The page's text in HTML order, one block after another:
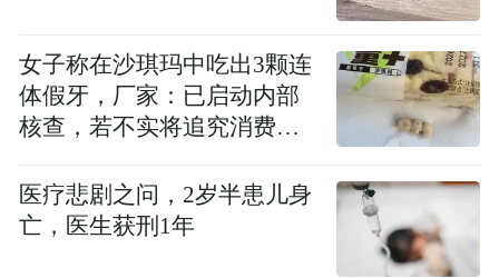
过程，遵循着河南——幻城——戏剧——攻
略的内容释放节奏。
（一）开业前期
“只有河南”宣发团队以微信为信息源，微博
为主阵地，借助社会化营销事件精准覆盖河
南及艺术/设计圈层，令戏剧幻城话题又一次
女子称在沙琪玛中吃出3颗连
体假牙，厂家：已启动内部
核查，若不实将追究消费者
医疗悲剧之问，2岁半患儿身
亡，医生获刑1年